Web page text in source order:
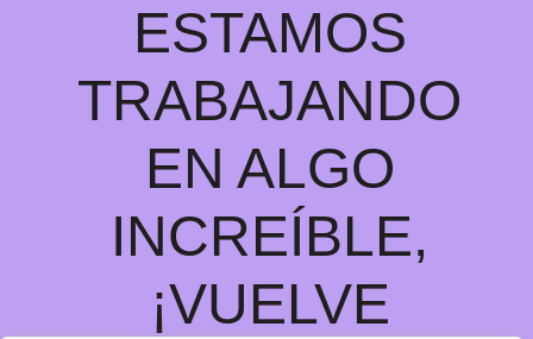
ESTAMOS
TRABAJANDO
EN ALGO
INCREÍBLE,
¡VUELVE